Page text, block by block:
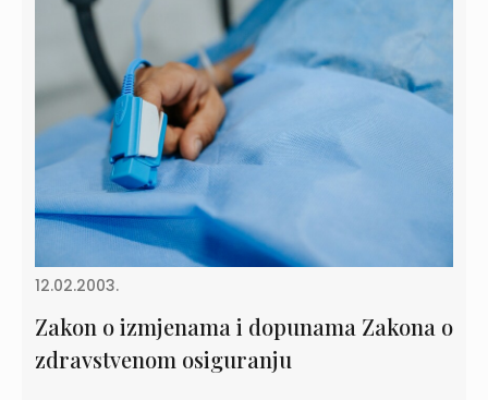
12.02.2003.
Zakon o izmjenama i dopunama Zakona o
zdravstvenom osiguranju